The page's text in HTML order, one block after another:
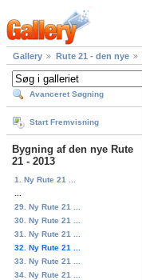
Gallery Rute 21 - den nye
Avanceret Søgning
Start Fremvisning
Bygning af den nye Rute
21 - 2013
1. Ny Rute 21 ...
29. Ny Rute 21 ...
30. Ny Rute 21 ...
31. Ny Rute 21 ...
32. Ny Rute 21 ...
33. Ny Rute 21 ...
34. Ny Rute 21 ...